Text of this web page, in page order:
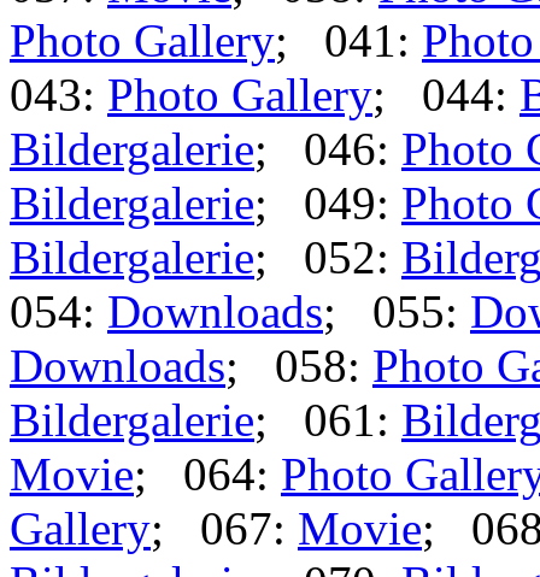
Photo Gallery; 041:
043: Photo Gallery; 044:
Bildergalerie; 046: Photo
Bildergalerie; 049: Photo
Bildergalerie; 052:
054: Downloads; 055:
Downloads; 058: Photo
Bildergalerie; 061:
Movie; 064: Photo
Gallery; 067: Movie;